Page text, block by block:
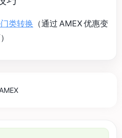
类转换 （通过 AMEX 优惠变